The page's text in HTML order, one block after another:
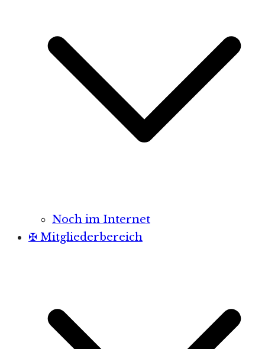
Noch im Internet
✠ Mitgliederbereich